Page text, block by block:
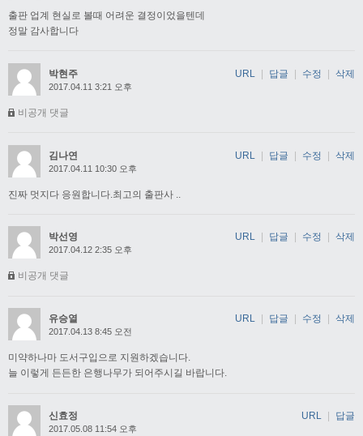
출판 업계 현실로 볼때 어려운 결정이었을텐데
정말 감사합니다
박현주
2017.04.11 3:21 오후
비공개 댓글
URL | 답글 | 수정 | 삭제
김나연
2017.04.11 10:30 오후
진짜 멋지다 응원합니다.최고의 출판사 ..
URL | 답글 | 수정 | 삭제
박선영
2017.04.12 2:35 오후
비공개 댓글
URL 답글 수정 삭제
유승열
2017.04.13 8:45 오전
미약하나마 도서구입으로 지원하겠습니다.
늘 이렇게 든든한 은행나무가 되어주시길 바랍니다.
URL 답글 수정 삭제
신효정
2017.05.08 11:54 오후
URL 답글